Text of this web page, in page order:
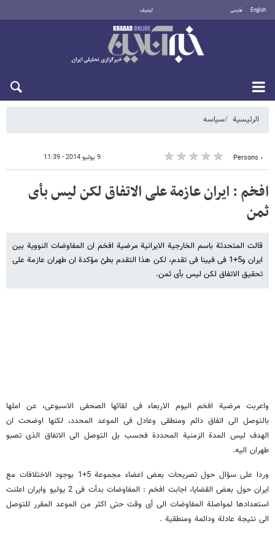
English فارسی أرشيف
الرئيسية سیاسه
٠ Persons 9 يوليو 2014 - 11:39
افخم : ایران عازمة علی الاتفاق لکن لیس بأی
ثمن
قالت المتحدثة باسم الخارجیة الایرانیة مرضیة افخم ان المفاوضات النوویة بین
ایران و5+1 فی فیینا فی تقدم، لکن هذا التقدم بطئ مؤکدة ان طهران عازمة علی
تحقیق الاتفاق لکن لیس بأی ثمن.
واعربت مرضیة افخم الیوم الاربعاء فی لقائها الصحفی الاسبوعی، عن املها
بالتوصل الی اتفاق دائم ومنطقی وعادل فی الموعد المحدد، لکنها اوضحت ان
الهدف لیس المدة الزمنیة المحددة فحسب بل التوصل الی الاتفاق الذی تصبو
طهران الیه.
وردا علی سؤال حول تصریحات بعض اعضاء مجموعة 5+1 بوجود الاختلافات مع
ایران حول بعض القضایا، اجابت افخم : المفاوضات بدأت فی 2 یولیو وایران اعلنت
استعدادها لمواصلة المفاوضات الی أی وقت حتی اکثر من الموعد المقرر للتوصل
الی نتیجة عادلة ودائمة ومنطقیة .